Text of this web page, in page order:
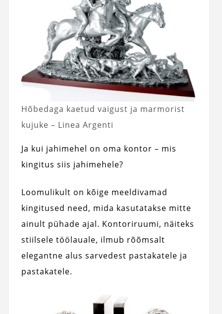
Hõbedaga kaetud vaigust ja marmorist
kujuke – Linea Argenti
Ja kui jahimehel on oma kontor – mis
kingitus siis jahimehele?
Loomulikult on kõige meeldivamad
kingitused need, mida kasutatakse mitte
ainult pühade ajal. Kontoriruumi, näiteks
stiilsele töölauale, ilmub rõõmsalt
elegantne alus sarvedest pastakatele ja
pastakatele.